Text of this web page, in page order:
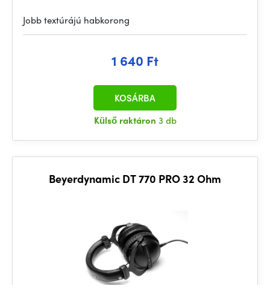
Jobb textúrájú habkorong
1 640 Ft
Külső raktáron 3 db
KOSÁRBA
Beyerdynamic DT 770 PRO 32 Ohm